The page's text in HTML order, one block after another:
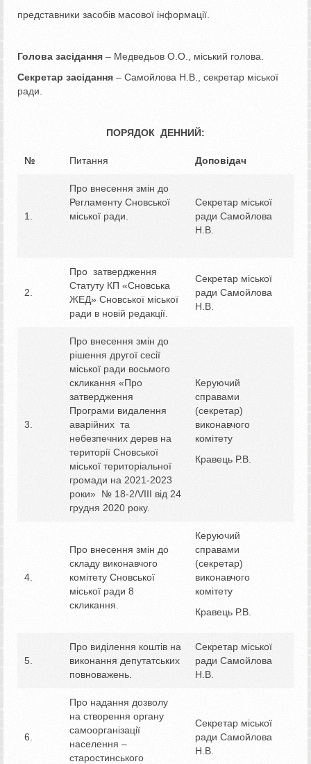
представники засобів масової інформації.
Голова засідання – Медведьов О.О., міський голова.
Секретар засідання – Самойлова Н.В., секретар міської
ради.
ПОРЯДОК ДЕННИЙ:
№ Питання Доповідач
1.
Про внесення змін до
Регламенту Сновської
міської ради.
Секретар міської
ради Самойлова
Н.В.
2.
Про затвердження
Статуту КП «Сновська
ЖЕД» Сновської міської
ради в новій редакції.
Секретар міської
ради Самойлова
Н.В.
3.
Про внесення змін до
рішення другої сесії
міської ради восьмого
скликання «Про
затвердження
Програми видалення
аварійних та
небезпечних дерев на
території Сновської
міської територіальної
громади на 2021-2023
роки» № 18-2/VIII від 24
грудня 2020 року.
Керуючий
справами
(секретар)
виконавчого
комітету
Кравець Р.В.
4.
Про внесення змін до
складу виконавчого
комітету Сновської
міської ради 8
скликання.
Керуючий
справами
(секретар)
виконавчого
комітету
Кравець Р.В.
5.
Про виділення коштів на
виконання депутатських
повноважень.
Секретар міської
ради Самойлова
Н.В.
6.
Про надання дозволу
на створення органу
самоорганізації
населення –
старостинського
Секретар міської
ради Самойлова
Н.В.